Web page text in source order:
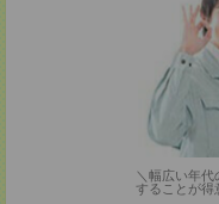
＼幅広い年
することが得